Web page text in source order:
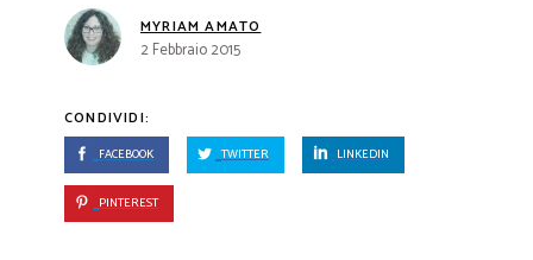
MYRIAM AMATO
2 Febbraio 2015
CONDIVIDI:
FACEBOOK TWITTER LINKEDIN
PINTEREST